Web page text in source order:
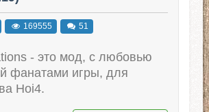
169555 51
- это мод, с любовью
фанатами игры, для
Hoi4.